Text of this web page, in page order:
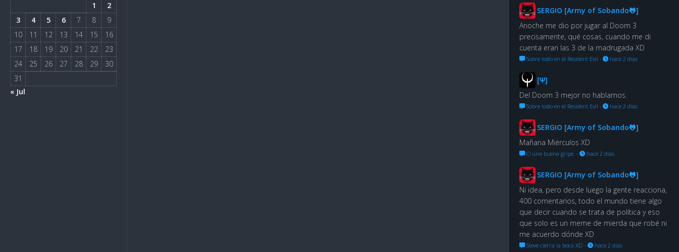
1
2
3
4 5 6 7 8
9
10
11 12 13 14 15
16
17
18 19 20 21 22
23
24
25 26 27 28 29
30
31
« Jul
SERGIO [Army of Sobando🐸]
Anoche me dio por jugar al Doom 3
precisamente, qué cosas, cuando me di
cuenta eran las 3 de la madrugada XD
Sobre todo en el Resident Evil · hace 2 días
[Ψ]
Del Doom 3 mejor no hablamos.
Sobre todo en el Resident Evil · hace 2 días
SERGIO [Army of Sobando🐸]
Mañana Miérculos XD
O una buena gripe. · hace 2 días
SERGIO [Army of Sobando🐸]
Ni idea, pero desde luego la gente reacciona,
400 comentarios, todo el mundo tiene algo
que decir cuando se trata de política y eso
que solo es un meme de mierda que robé ni
me acuerdo dónde XD
Steve cierra la boca XD · hace 2 días